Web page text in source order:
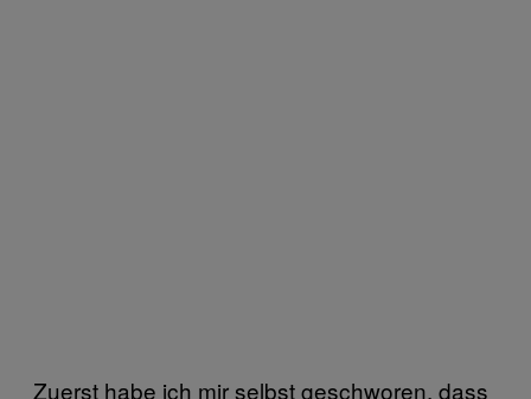
Zuerst habe ich mir selbst geschworen, dass